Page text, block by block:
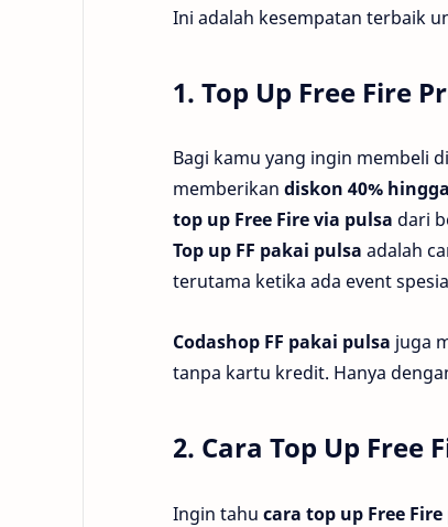
Ini adalah kesempatan terbaik
1. Top Up Free Fire
Bagi kamu yang ingin membeli
memberikan diskon 40%
top up Free Fire via pulsa dari
Top up FF pakai pulsa adalah
terutama ketika ada event
Codashop FF pakai pulsa juga
tanpa kartu kredit. Hanya
2. Cara Top Up Free
Ingin tahu cara top up Free